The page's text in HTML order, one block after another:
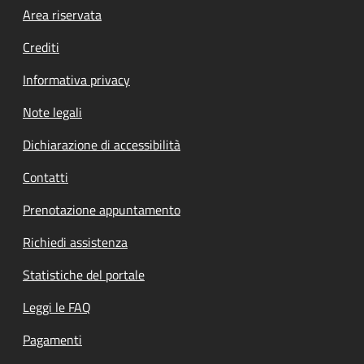
Footer menu
Area riservata
Crediti
Informativa privacy
Note legali
Dichiarazione di accessibilità
Contatti
Prenotazione appuntamento
Richiedi assistenza
Statistiche del portale
Leggi le FAQ
Pagamenti